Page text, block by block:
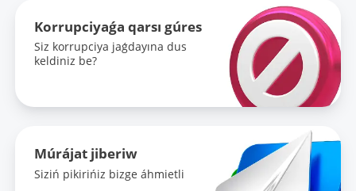
Korrupciyaǵa qarsı gúres
Siz korrupciya jaǵdayına dus
keldiniz be?
Múrájat jiberiw
Siziń pikirińiz bizge áhmietli